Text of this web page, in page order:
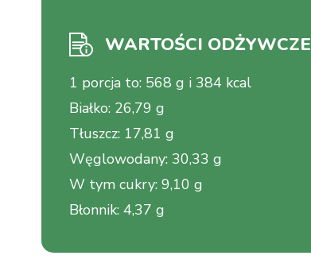
WARTOŚCI ODŻYWCZE
1 porcja to: 568 g i 384 kcal
Białko: 26,79 g
Tłuszcz: 17,81 g
Węglowodany: 30,33 g
W tym cukry: 9,10 g
Błonnik: 4,37 g